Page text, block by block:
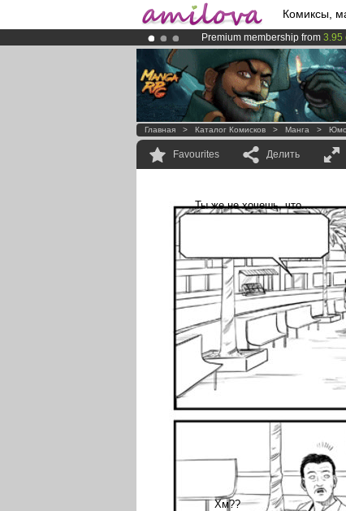
Комиксы,
Premium membership from 3.95
AmilovaKickstarter is now LIVE!.
Already 100000membersand
Главная > Каталог Комисков > Манга >
Favourites Делить
Ты же не хочешь, что...
Хм??